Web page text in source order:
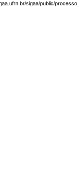
sigaa/public/